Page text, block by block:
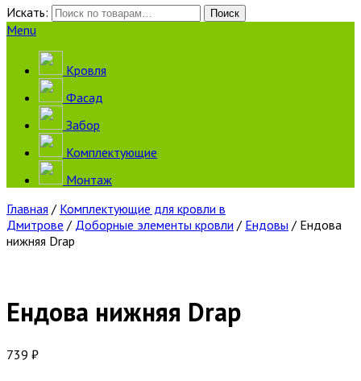
Искать:
Поиск
Menu
Кровля
Фасад
Забор
Комплектующие
Монтаж
Главная / Комплектующие для кровли в
Дмитрове / Доборные элементы кровли / Ендовы / Ендова
нижняя Drap
Ендова нижняя Drap
739 ₽